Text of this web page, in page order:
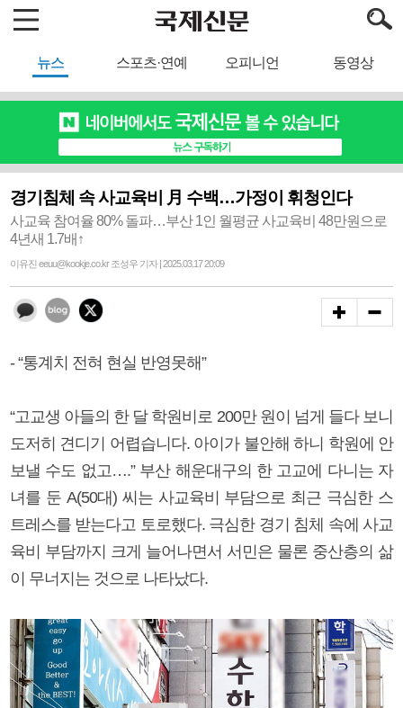
뉴스 스포츠·연예 오피니언 동영상
경기침체 속 사교육비 月 수백…가정이 휘청인다
사교육 참여율 80% 돌파…부산 1인 월평균 사교육비 48만원으로
4년새 1.7배↑
이유진 eeuu@kookje.co.kr 조성우 기자 | 2025.03.17 20:09
- “통계치 전혀 현실 반영못해”
“고교생 아들의 한 달 학원비로 200만 원이 넘게 들다 보니
도저히 견디기 어렵습니다. 아이가 불안해 하니 학원에 안
보낼 수도 없고….” 부산 해운대구의 한 고교에 다니는 자
녀를 둔 A(50대) 씨는 사교육비 부담으로 최근 극심한 스
트레스를 받는다고 토로했다. 극심한 경기 침체 속에 사교
육비 부담까지 크게 늘어나면서 서민은 물론 중산층의 삶
이 무너지는 것으로 나타났다.